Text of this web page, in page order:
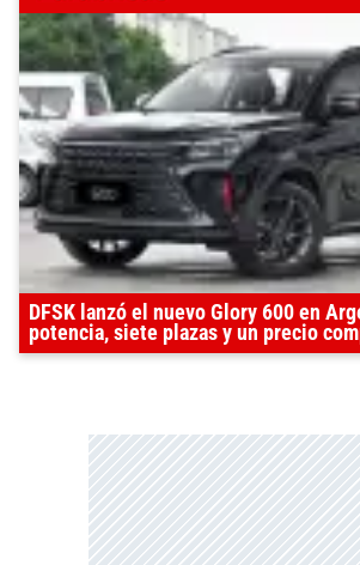
DFSK lanzó el nuevo Glory 600 en
potencia, siete plazas y un precio